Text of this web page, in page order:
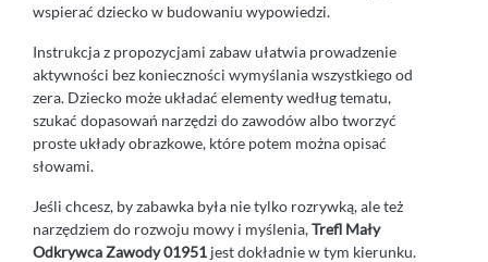
wspierać dziecko w budowaniu wypowiedzi.
Instrukcja z propozycjami zabaw ułatwia prowadzenie
aktywności bez konieczności wymyślania wszystkiego od
zera. Dziecko może układać elementy według tematu,
szukać dopasowań narzędzi do zawodów albo tworzyć
proste układy obrazkowe, które potem można opisać
słowami.
Jeśli chcesz, by zabawka była nie tylko rozrywką, ale też
narzędziem do rozwoju mowy i myślenia,Trefl Mały
Odkrywca Zawody 01951 jest dokładnie w tym kierunku.